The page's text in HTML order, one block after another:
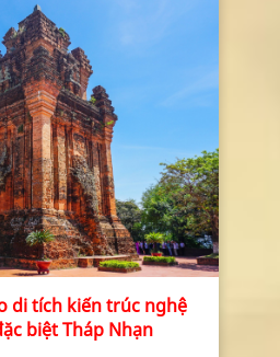
di tích kiến trúc nghệ
biệt Tháp Nhạn